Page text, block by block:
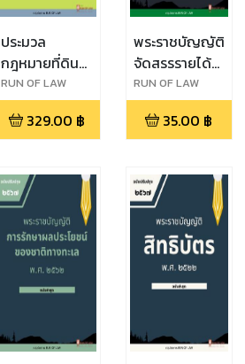
ประมวล
กฎหมายที่ดิน
พร้อมกฎหมาย
ที่เกี่ยวข้อง
RUN OF LAW
329.00 ฿
พระราชบัญญัติ
จัดสรรรายได้
ประเภทภาษี
มูลค่าเพิ่มและ
ภาษีธุรกิจเฉพาะ
ส่วนท้องถิ่น
พ.ศ. ๒๕๓๔
RUN OF LAW
35.00 ฿